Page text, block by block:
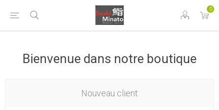
0
Bienvenue dans notre boutique
Nouveau client